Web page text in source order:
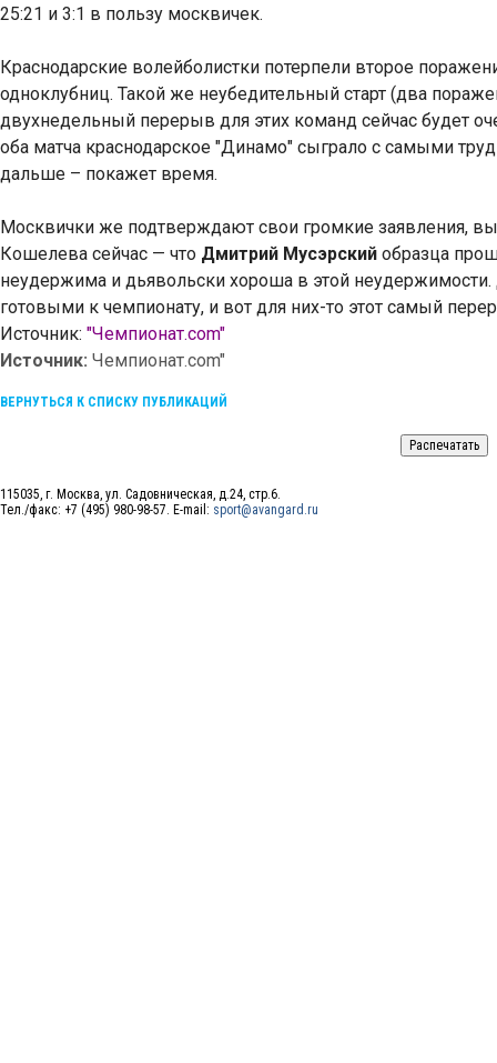
25:21 и 3:1 в пользу москвичек.
Краснодарские волейболистки потерпели второе
одноклубниц. Такой же неубедительный старт (два
двухнедельный перерыв для этих команд сейчас будет
оба матча краснодарское "Динамо" сыграло с самыми
дальше – покажет время.
Москвички же подтверждают свои громкие заявления,
Кошелева сейчас — что Дмитрий Мусэрский образца
неудержима и дьявольски хороша в этой
готовыми к чемпионату, и вот для них-то этот самый
Источник: "Чемпионат.com"
Источник: Чемпионат.com"
ВЕРНУТЬСЯ К СПИСКУ ПУБЛИКАЦИЙ
115035, г. Москва, ул. Садовническая, д.24, стр.6.
Тел./факс: +7 (495) 980-98-57. E-mail: sport@avangard.ru